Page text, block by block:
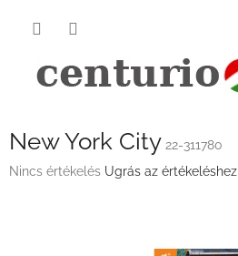
New York City 22-311780
A
Nincs értékelés Ugrás az értékeléshez